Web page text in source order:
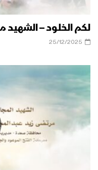
لكم الخلود –
25/12/2025